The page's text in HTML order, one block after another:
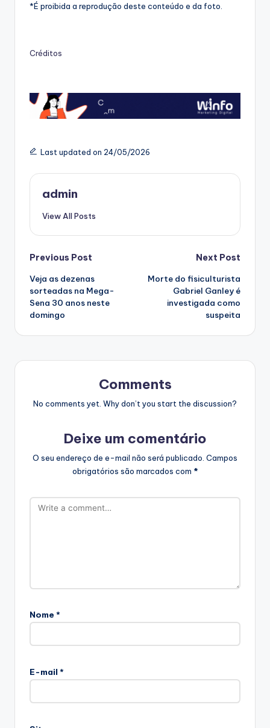
*É proibida a reprodução deste conteúdo e da foto.
Créditos
Last updated on 24/05/2026
admin
View All Posts
Post
navigation
Previous Post
Veja as dezenas
sorteadas na Mega-
Sena 30 anos neste
domingo
Next Post
Morte do fisiculturista
Gabriel Ganley é
investigada como
suspeita
Comments
No comments yet. Why don’t you start the discussion?
Deixe um comentário
O seu endereço de e-mail não será publicado. Campos
obrigatórios são marcados com *
Nome *
E-mail *